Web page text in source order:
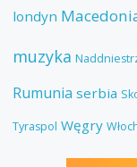
londyn
muzyka
Rumunia serbia
Tyraspol Węgry